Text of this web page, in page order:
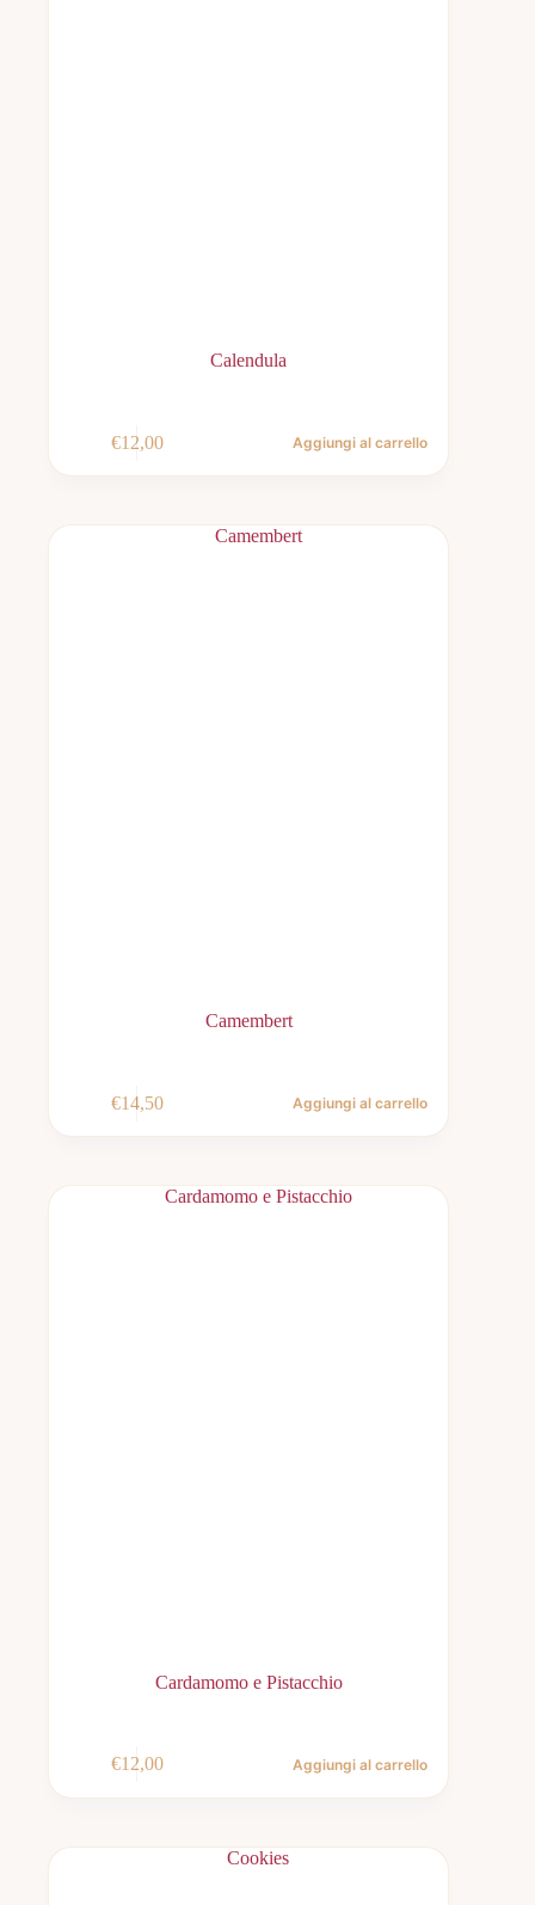
Calendula
€12,00 Aggiungi al carrello
Camembert
€14,50 Aggiungi al carrello
Cardamomo e Pistacchio
€12,00 Aggiungi al carrello